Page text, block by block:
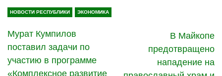
НОВОСТИ РЕСПУБЛИКИ ЭКОНОМИКА
Мурат Кумпилов
поставил задачи по
участию в программе
«Комплексное развитие
В Майкопе
предотвращено
нападение на